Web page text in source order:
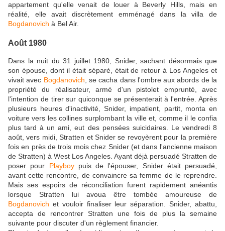
appartement qu'elle venait de louer à Beverly Hills, mais en
réalité, elle avait discrètement emménagé dans la villa de
Bogdanovich à Bel Air.
Août 1980
Dans la nuit du 31 juillet 1980, Snider, sachant désormais que
son épouse, dont il était séparé, était de retour à Los Angeles et
vivait avec Bogdanovich , se cacha dans l'ombre aux abords de la
propriété du réalisateur, armé d'un pistolet emprunté, avec
l'intention de tirer sur quiconque se présenterait à l'entrée. Après
plusieurs heures d'inactivité, Snider, impatient, partit, monta en
voiture vers les collines surplombant la ville et, comme il le confia
plus tard à un ami, eut des pensées suicidaires. Le vendredi 8
août, vers midi, Stratten et Snider se revoyèrent pour la première
fois en près de trois mois chez Snider (et dans l'ancienne maison
de Stratten) à West Los Angeles. Ayant déjà persuadé Stratten de
poser pour Playboypuis de l'épouser, Snider était persuadé,
avant cette rencontre, de convaincre sa femme de le reprendre.
Mais ses espoirs de réconciliation furent rapidement anéantis
lorsque Stratten lui avoua être tombée amoureuse de
Bogdanovich et vouloir finaliser leur séparation. Snider, abattu,
accepta de rencontrer Stratten une fois de plus la semaine
suivante pour discuter d'un règlement financier.